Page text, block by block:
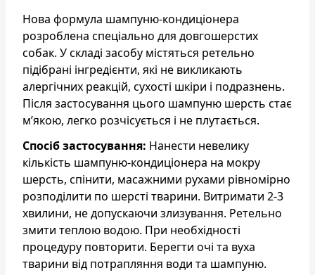
Нова формула шампуню-кондиціонера
розроблена спеціально для довгошерстих
собак. У складі засобу містяться ретельно
підібрані інгредієнти, які не викликають
алергічних реакцій, сухості шкіри і подразнень.
Після застосування цього шампуню шерсть стає
м’якою, легко розчісується і не плутається.
Спосіб застосування: Нанести невелику
кількість шампуню-кондиціонера на мокру
шерсть, спінити, масажними рухами рівномірно
розподілити по шерсті тварини. Витримати 2-3
хвилини, не допускаючи злизування. Ретельно
змити теплою водою. При необхідності
процедуру повторити. Берегти очі та вуха
тварини від потрапляння води та шампуню.